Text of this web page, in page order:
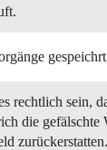
rechtlich sein,
die gefälschte
zurückerstatten.